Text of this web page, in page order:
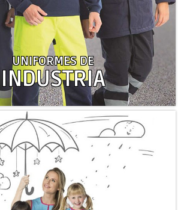
UNIFORMES DE
INDUSTRIA